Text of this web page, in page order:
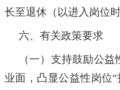
长至退休（以进入岗位
六、有关政策要求
（一）支持鼓励公
业面，凸显公益性岗位